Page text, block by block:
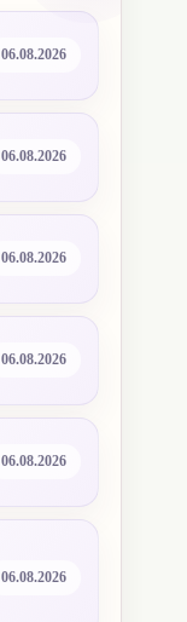
06.08.2026
06.08.2026
06.08.2026
06.08.2026
06.08.2026
06.08.2026